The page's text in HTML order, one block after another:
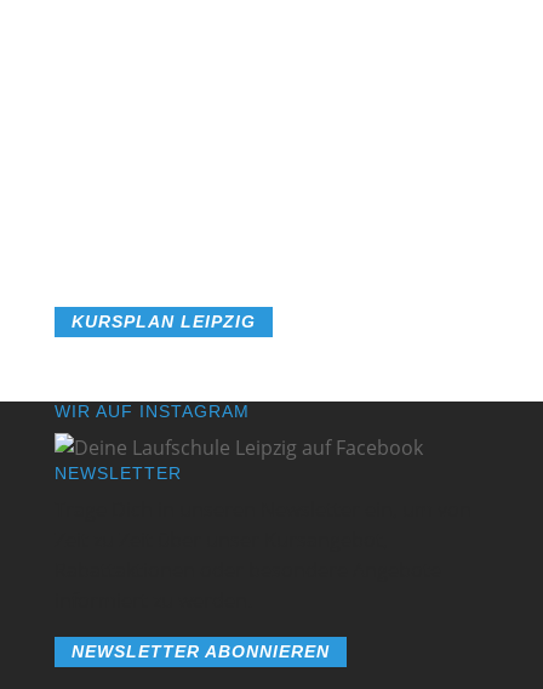
KURSPLAN LEIPZIG
WIR AUF INSTAGRAM
NEWSLETTER
NEWSLETTER ABONNIEREN